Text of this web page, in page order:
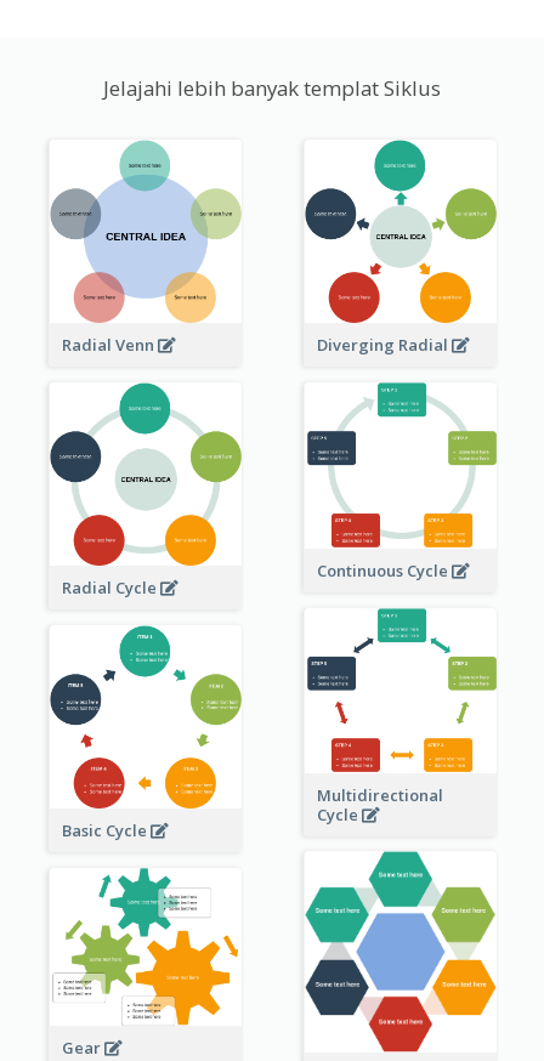
Jelajahi lebih banyak templat Siklus
Radial Venn Diverging Radial
Radial Cycle
Continuous Cycle
Multidirectional
Cycle
Basic Cycle
Gear